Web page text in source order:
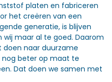
platen en fabriceren
het creëren van een
generatie, is blijven
maar al te goed. Daarom
doen naar duurzame
beter op maat te
Dat doen we samen met